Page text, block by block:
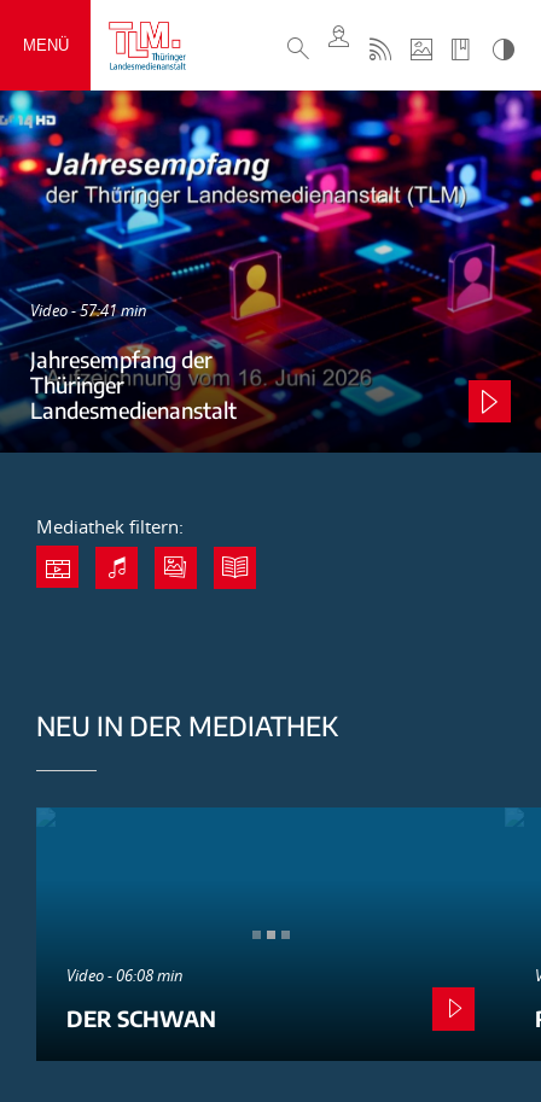
MENÜ
Video - 57:41 min
Jahresempfang der
Thüringer
Landesmedienanstalt
Mediathek filtern:
NEU IN DER MEDIATHEK
Video - 06:08 min
DER SCHWAN